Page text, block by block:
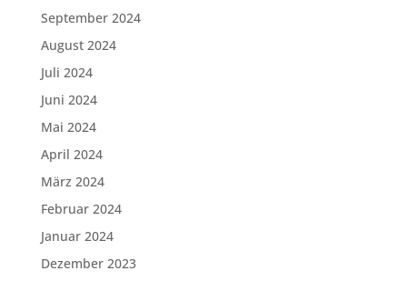
September 2024
August 2024
Juli 2024
Juni 2024
Mai 2024
April 2024
März 2024
Februar 2024
Januar 2024
Dezember 2023